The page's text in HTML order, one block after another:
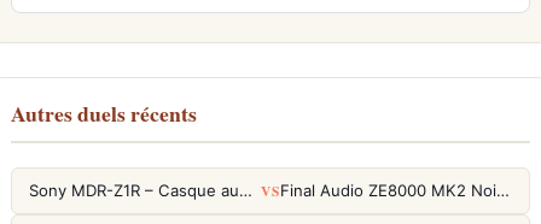
Autres duels récents
Sony MDR-Z1R – Casque audiophile fermé haute résolution VS Final Audio ZE8000 MK2 Noir – Écouteurs True Wireless audiophiles 8K Sound